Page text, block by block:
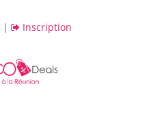
| Inscription